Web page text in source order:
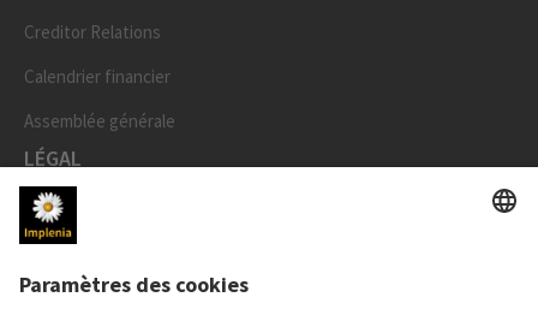
Creditor Relations
Calendrier financier
Assemblée générale
LÉGAL
Mentions légales
Données personnelles